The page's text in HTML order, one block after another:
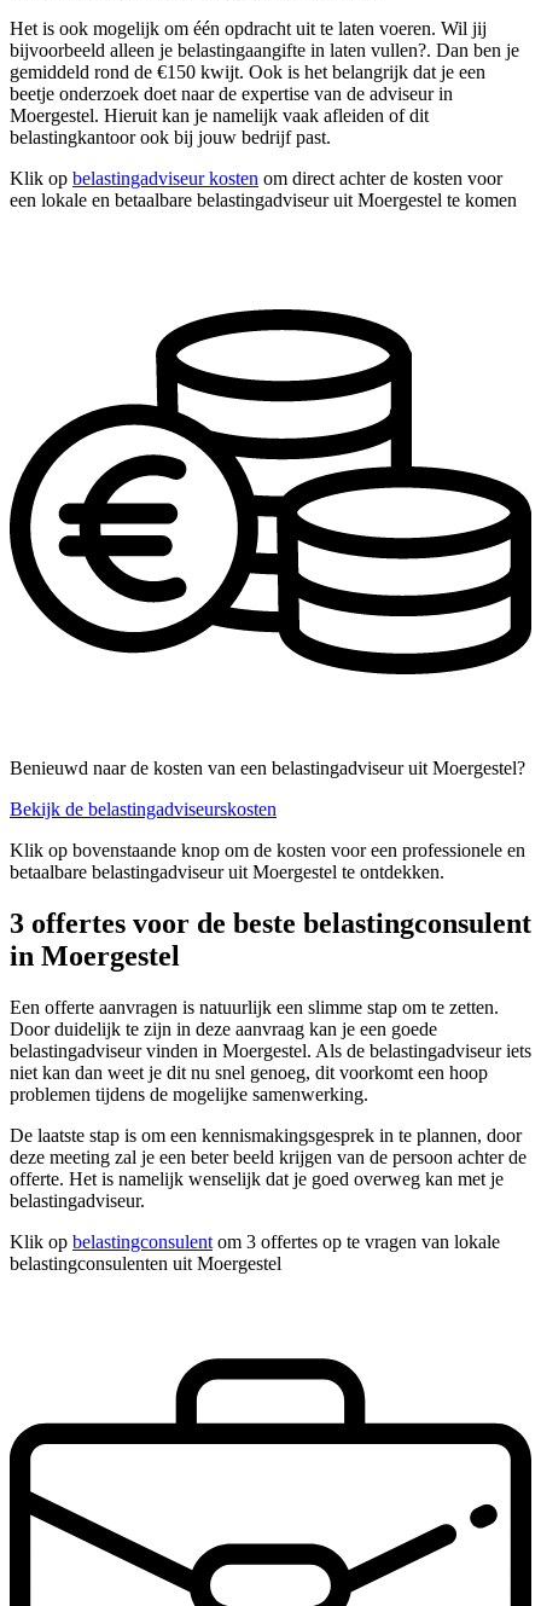
Het is ook mogelijk om één opdracht uit te laten voeren. Wil jij
bijvoorbeeld alleen je belastingaangifte in laten vullen?. Dan ben je
gemiddeld rond de €150 kwijt. Ook is het belangrijk dat je een
beetje onderzoek doet naar de expertise van de adviseur in
Moergestel. Hieruit kan je namelijk vaak afleiden of dit
belastingkantoor ook bij jouw bedrijf past.
Klik op belastingadviseur kosten om direct achter de kosten voor
een lokale en betaalbare belastingadviseur uit Moergestel te komen
Benieuwd naar de kosten van een belastingadviseur uit Moergestel?
Bekijk de belastingadviseurskosten
Klik op bovenstaande knop om de kosten voor een professionele en
betaalbare belastingadviseur uit Moergestel te ontdekken.
3 offertes voor de beste belastingconsulent
in Moergestel
Een offerte aanvragen is natuurlijk een slimme stap om te zetten.
Door duidelijk te zijn in deze aanvraag kan je een goede
belastingadviseur vinden in Moergestel. Als de belastingadviseur iets
niet kan dan weet je dit nu snel genoeg, dit voorkomt een hoop
problemen tijdens de mogelijke samenwerking.
De laatste stap is om een kennismakingsgesprek in te plannen, door
deze meeting zal je een beter beeld krijgen van de persoon achter de
offerte. Het is namelijk wenselijk dat je goed overweg kan met je
belastingadviseur.
Klik op belastingconsulent om 3 offertes op te vragen van lokale
belastingconsulenten uit Moergestel